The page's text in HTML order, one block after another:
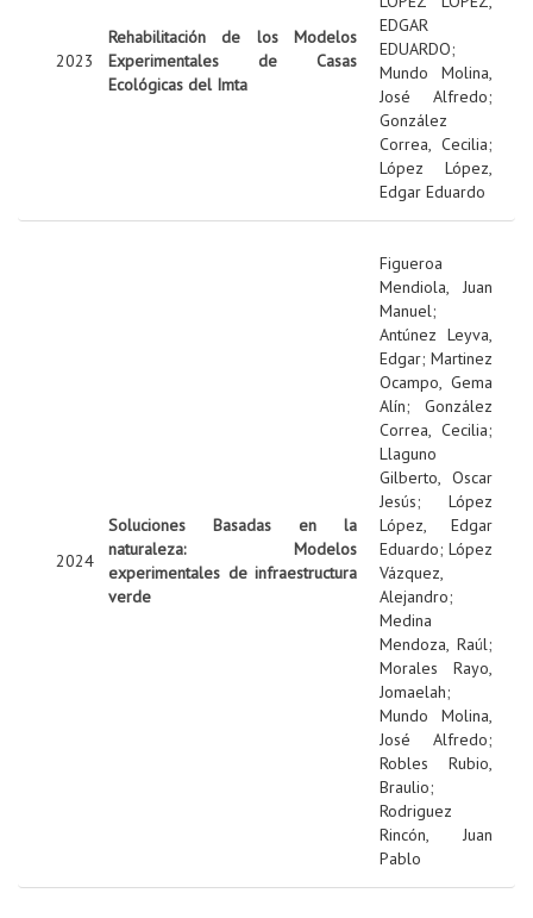
2023
Rehabilitación de los Modelos
Experimentales de Casas
Ecológicas del Imta
EDGAR
EDUARDO;
Mundo Molina,
José Alfredo;
González
Correa, Cecilia;
López López,
Edgar Eduardo
2024
Soluciones Basadas en la
naturaleza: Modelos
experimentales de infraestructura
verde
Figueroa
Mendiola, Juan
Manuel;
Antúnez Leyva,
Edgar; Martinez
Ocampo, Gema
Alín; González
Correa, Cecilia;
Llaguno
Gilberto, Oscar
Jesús; López
López, Edgar
Eduardo; López
Vázquez,
Alejandro;
Medina
Mendoza, Raúl;
Morales Rayo,
Jomaelah;
Mundo Molina,
José Alfredo;
Robles Rubio,
Braulio;
Rodriguez
Rincón, Juan
Pablo